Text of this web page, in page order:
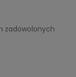
zadowolonych